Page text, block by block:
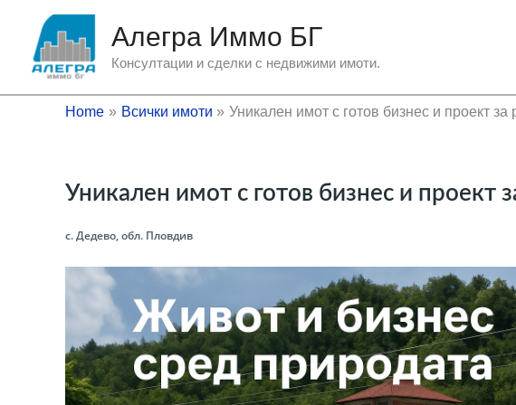
content
Алегра Иммо БГ
Консултации и сделки с недвижими имоти.
Home Всички имоти Уникален имот с готов бизнес и проект
Уникален имот с готов бизнес и проект
с. Дедево, обл. Пловдив